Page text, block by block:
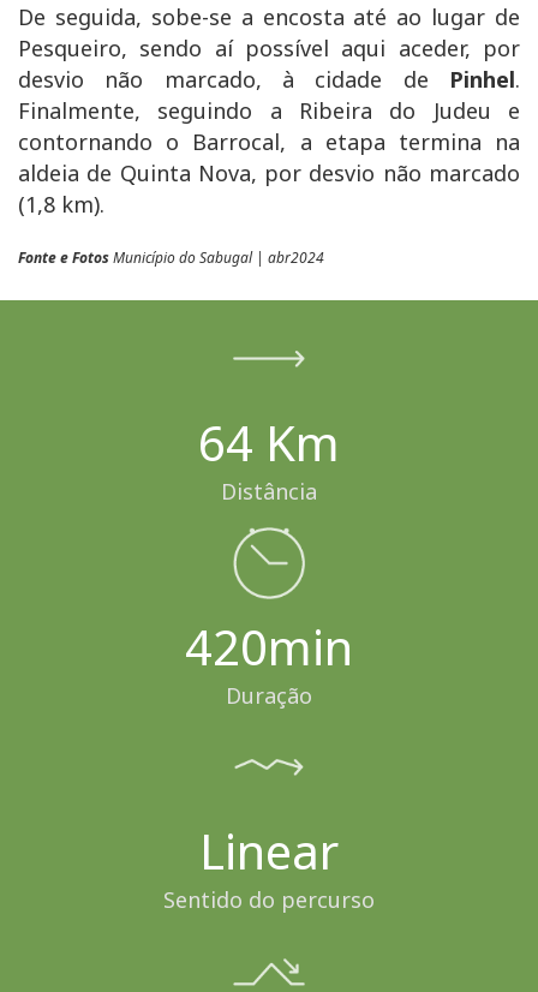
De seguida, sobe-se a encosta até ao lugar de
Pesqueiro, sendo aí possível aqui aceder, por
desvio não marcado, à cidade de Pinhel.
Finalmente, seguindo a Ribeira do Judeu e
contornando o Barrocal, a etapa termina na
aldeia de Quinta Nova, por desvio não marcado
(1,8 km).
Fonte e FotosMunicípio do Sabugal | abr2024
64 Km
Distância
420min
Duração
Linear
Sentido do percurso